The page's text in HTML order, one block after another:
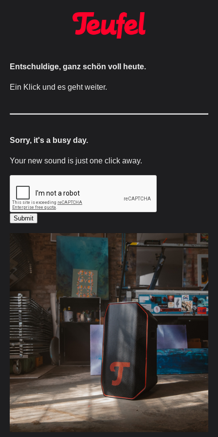
Entschuldige, ganz schön voll heute.
Ein Klick und es geht weiter.
Sorry, it's a busy day.
Your new sound is just one click away.